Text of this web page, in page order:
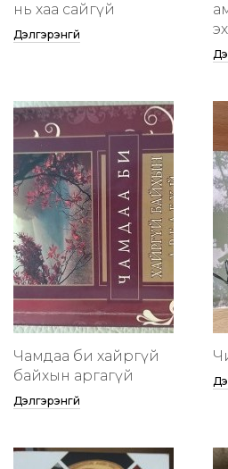
нь хаа сайгүй
Дэлгэрэнгүй
Чамдаа би хайргүй
байхын аргагүй
Дэлгэрэнгүй